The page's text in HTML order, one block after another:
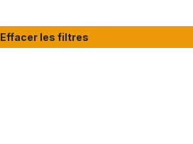
Effacer les filtres